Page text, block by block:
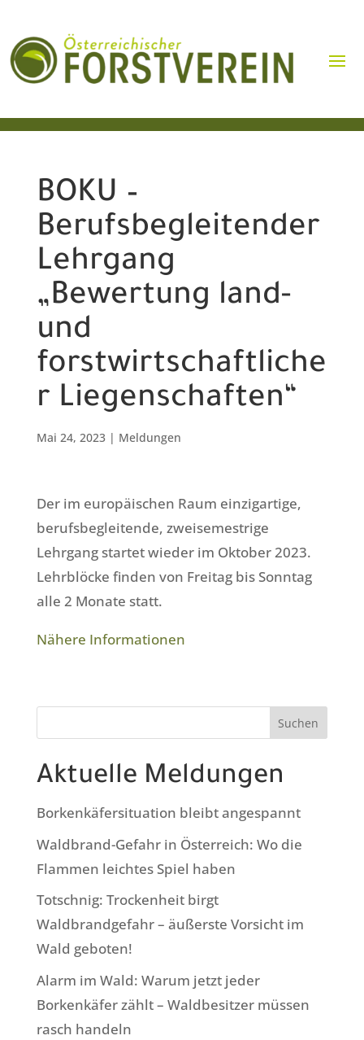
BOKU –
Berufsbegleitender
Lehrgang
„Bewertung land-
und
forstwirtschaftliche
r Liegenschaften“
Mai 24, 2023| Meldungen
Der im europäischen Raum einzigartige,
berufsbegleitende, zweisemestrige
Lehrgang startet wieder im Oktober 2023.
Lehrblöcke finden von Freitag bis Sonntag
alle 2 Monate statt.
Nähere Informationen
Suchen
Aktuelle Meldungen
Borkenkäfersituation bleibt angespannt
Waldbrand-Gefahr in Österreich: Wo die
Flammen leichtes Spiel haben
Totschnig: Trockenheit birgt
Waldbrandgefahr – äußerste Vorsicht im
Wald geboten!
Alarm im Wald: Warum jetzt jeder
Borkenkäfer zählt – Waldbesitzer müssen
rasch handeln